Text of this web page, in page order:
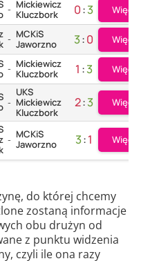
- Mickiewicz
Kluczbork
0:3 Więcej
- MCKiS
Jaworzno
3:0 Więcej
- Mickiewicz
Kluczbork
1 :3 Więcej
-
UKS
Mickiewicz
Kluczbork
2:3 Więcej
- MCKiS
Jaworzno
3:1 Więcej
do której chcemy
zostaną informacje
obu drużyn od
z punktu widzenia
czyli ile ona razy